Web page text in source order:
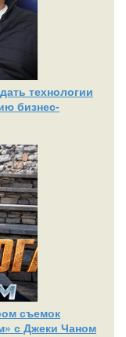
технологии
бизнес-
съемок
с Джеки Чаном